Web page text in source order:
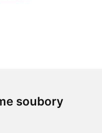
soubory
mluvčí